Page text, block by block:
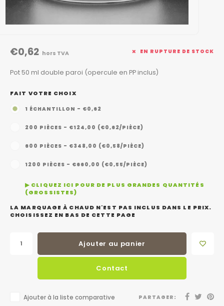
€0,62 hors TVA EN RUPTURE DE STOCK
Pot 50 ml double paroi (opercule en PP inclus)
FAIT VOTRE CHOIX
1 ÉCHANTILLON - €0,62
200 PIÈCES - €124,00 (€0,62/PIÈCE)
600 PIÈCES - €348,00 (€0,58/PIÈCE)
1200 PIÈCES - €660,00 (€0,55/PIÈCE)
▶ CLIQUEZ ICI POUR DE PLUS GRANDES QUANTITÉS
(GROSSISTES)
LA MARQUAGE À CHAUD N'EST PAS INCLUS DANS LE PRIX.
CHOISISSEZ EN BAS DE CETTE PAGE
Ajouter au panier
Contact
Ajouter à la liste comparative PARTAGER: